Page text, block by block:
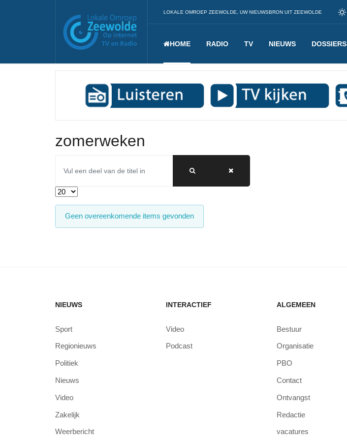
LOKALE OMROEP ZEEWOLDE, UW NIEUWSBRON UIT ZEEWOLDE
HOME RADIO TV NIEUWS DOSSIERS
zomerweken
Toon #
Informatie
Geen overeenkomende items gevonden
NIEUWS
Sport
Regionieuws
Politiek
Nieuws
Video
Zakelijk
Weerbericht
INTERACTIEF
Video
Podcast
ALGEMEEN
Bestuur
Organisatie
PBO
Contact
Ontvangst
Redactie
vacatures